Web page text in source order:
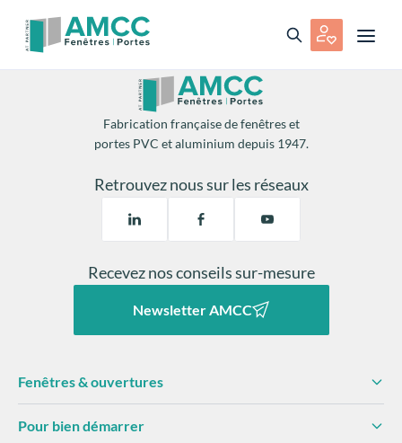
Fabrication française de fenêtres et
portes PVC et aluminium depuis 1947.
Retrouvez nous sur les réseaux
Recevez nos conseils sur-mesure
Newsletter AMCC
Fenêtres & ouvertures
Pour bien démarrer